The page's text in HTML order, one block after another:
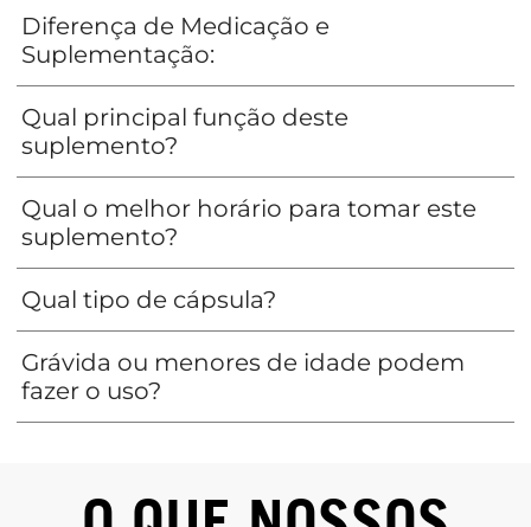
Diferença de Medicação e
Suplementação:
Qual principal função deste
suplemento?
Qual o melhor horário para tomar este
suplemento?
Qual tipo de cápsula?
Grávida ou menores de idade podem
fazer o uso?